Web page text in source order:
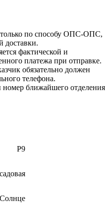
только по способу ОПС-ОПС,
доставки.
фактической и
платежа при отправке.
обязательно должен
телефона.
номер ближайшего отделения
Р9
Солнце